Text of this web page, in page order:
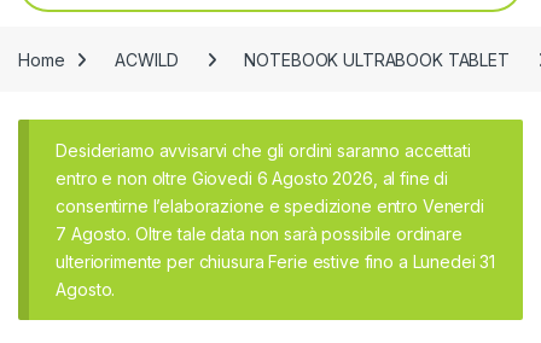
Home ACWILD NOTEBOOK ULTRABOOK TABLET
Desideriamo avvisarvi che gli ordini saranno accettati
entro e non oltre Giovedi 6 Agosto 2026, al fine di
consentirne l’elaborazione e spedizione entro Venerdi
7 Agosto. Oltre tale data non sarà possibile ordinare
ulteriorimente per chiusura Ferie estive fino a Lunedei 31
Agosto.